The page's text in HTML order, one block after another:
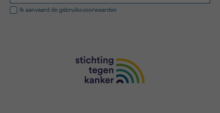
Ik aanvaard de gebruiksvoorwaarden